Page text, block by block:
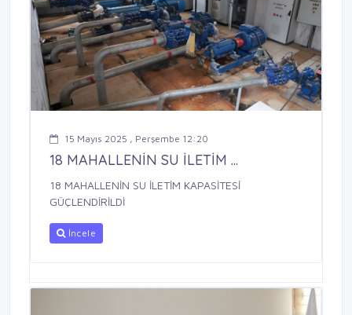
15 Mayıs 2025 , Perşembe 12:20
18 MAHALLENİN SU İLETİM ...
18 MAHALLENİN SU İLETİM KAPASİTESİ
GÜÇLENDİRİLDİ
İncele